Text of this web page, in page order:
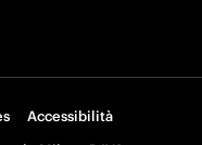
Accessibilità